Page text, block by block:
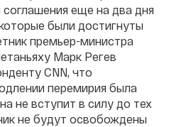
еще на два дня
были достигнуты
премьер-министра
Марк Регев
CNN, что
перемирия была
не вступит в силу до тех
не будут освобождены